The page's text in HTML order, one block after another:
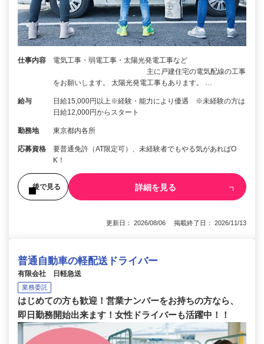
仕事内容
電気工事・弱電工事・太陽光発電工事など
主に戸建住宅の電気配線の工事
をお願いします。 太陽光発電工事もあります。 …
給与
日給15,000円以上※経験・能力により優遇 ※未経験の方は
日給12,000円からスタート
勤務地 東京都内各所
応募資格
要普通免許（AT限定可）、未経験者でもやる気があればO
K！
後で見る 詳細を見る
更新日： 2026/08/06 掲載終了日： 2026/11/13
普通自動車の軽配送ドライバー
有限会社 日軽急送
業務委託
はじめての方も歓迎！営業ナンバーをお持ちの方なら、
即日勤務開始出来ます！女性ドライバーも活躍中！！